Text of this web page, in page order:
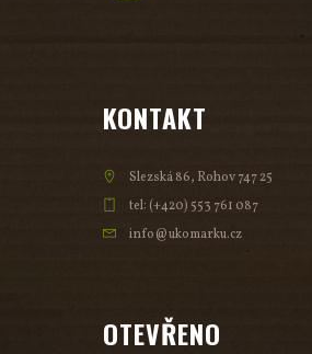
KONTAKT
Slezská 86, Rohov 747 25
tel: (+420) 553 761 087
info@ukomarku.cz
OTEVŘENO